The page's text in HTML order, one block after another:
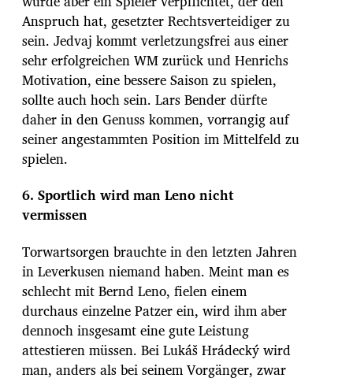
Anspruch hat, gesetzter Rechtsverteidiger zu
sein. Jedvaj kommt verletzungsfrei aus einer
sehr erfolgreichen WM zurück und Henrichs
Motivation, eine bessere Saison zu spielen,
sollte auch hoch sein. Lars Bender dürfte
daher in den Genuss kommen, vorrangig auf
seiner angestammten Position im Mittelfeld zu
spielen.
6. Sportlich wird man Leno nicht
vermissen
Torwartsorgen brauchte in den letzten Jahren
in Leverkusen niemand haben. Meint man es
schlecht mit Bernd Leno, fielen einem
durchaus einzelne Patzer ein, wird ihm aber
dennoch insgesamt eine gute Leistung
attestieren müssen. Bei Lukáš Hrádecký wird
man, anders als bei seinem Vorgänger, zwar